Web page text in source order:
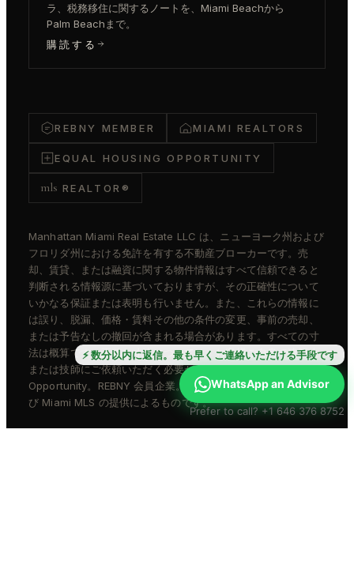
⚡ 数分以内に返信。最も早くご連絡いただける手段です
WhatsApp an Advisor
Prefer to call? +1 646 376 8752
ラ、税務移住に関するノートを、Miami Beachから
Palm Beachまで。
購読する
REBNY MEMBER MIAMI REALTORS
EQUAL HOUSING OPPORTUNITY
mls REALTOR®
Manhattan Miami Real Estate LLC は、ニューヨーク州および
フロリダ州における免許を有する不動産ブローカーです。売
却、賃貸、または融資に関する物件情報はすべて信頼できると
判断される情報源に基づいておりますが、その正確性について
いかなる保証または表明も行いません。また、これらの情報に
は誤り、脱漏、価格・賃料その他の条件の変更、事前の売却、
または予告なしの撤回が含まれる場合があります。すべての寸
法は概算です。正確な寸法については、お客様ご自身で建築士
または技師にご依頼いただく必要があります。Equal Housing
Opportunity。REBNY 会員企業。物件情報は REBNY RLS およ
び Miami MLS の提供によるものです。